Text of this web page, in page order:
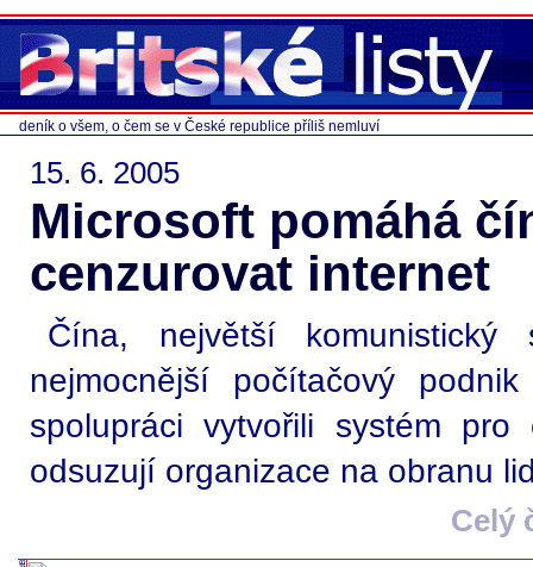
deník o všem, o čem se v České republice příliš nemluví
15. 6. 2005
Microsoft pomáhá
cenzurovat internet
Čína, největší
nejmocnější počítačový
spolupráci vytvořili systém
odsuzují organizace na obranu
Celý